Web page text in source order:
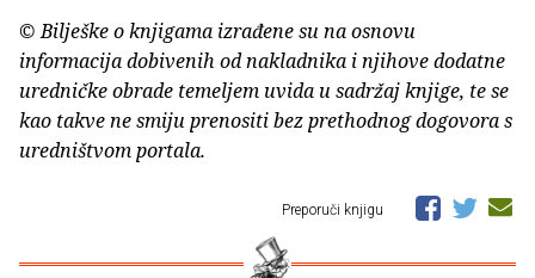
© Bilješke o knjigama izrađene su na osnovu
informacija dobivenih od nakladnika i njihove dodatne
uredničke obrade temeljem uvida u sadržaj knjige, te se
kao takve ne smiju prenositi bez prethodnog dogovora s
uredništvom portala.
Preporuči knjigu